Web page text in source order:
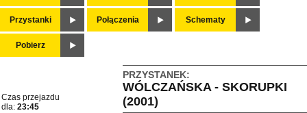
Przystanki Połączenia Schematy
Pobierz
PRZYSTANEK:
WÓLCZAŃSKA - SKORUPKI
(2001)
Czas przejazdu
dla: 23:45